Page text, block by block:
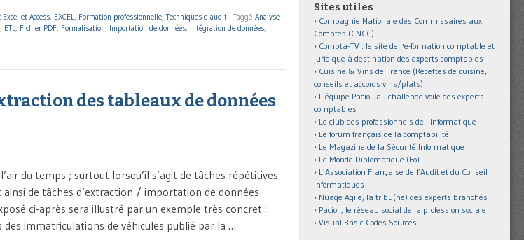
et Access, EXCEL, Formation professionnelle, Techniques d'audit Taggé Analyse
, ETL, Fichier PDF, Formalisation, Importation de données, Intégration de données,
des tableaux de données
du temps ; surtout lorsqu’il s’agit de tâches répétitives
ainsi de tâches d’extraction / importation de données
ci-après sera illustré par un exemple très concret :
immatriculations de véhicules publié par la …
Sites utiles
Compagnie Nationale des Commissaires aux
Comptes (CNCC)
Compta-TV : le site de l'e-formation comptable et
juridique à destination des experts-comptables
Cuisine & Vins de France (Recettes de cuisine,
conseils et accords vins/plats)
L'équipe Pacioli au challenge-voile des experts-
comptables
Le club des professionnels de l'informatique
Le forum français de la comptabilité
Le Magazine de la Sécurité Informatique
Le Monde Diplomatique (Eo)
L’Association Française de l’Audit et du Conseil
Informatiques
Nuage Agile, la tribu(ne) des experts branchés
Pacioli, le réseau social de la profession sociale
Visual Basic Codes Sources